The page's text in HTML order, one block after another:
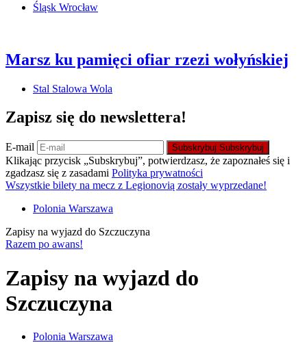
Śląsk Wrocław
Marsz ku pamięci ofiar rzezi wołyńskiej
Stal Stalowa Wola
Zapisz się do newslettera!
E-mail Subskrybuj Subskrybuj
Klikając przycisk „Subskrybuj”, potwierdzasz, że zapoznałeś się i
zgadzasz się z zasadami Polityka prywatności
Wszystkie bilety na mecz z Legionovią zostały wyprzedane!
Polonia Warszawa
Zapisy na wyjazd do Szczuczyna
Razem po awans!
Zapisy na wyjazd do
Szczuczyna
Polonia Warszawa